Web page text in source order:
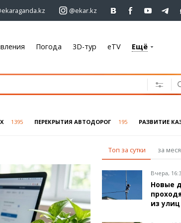
@ekar.kz
Погода 3D-тур eTV Ещё
1395 ПЕРЕКРЫТИЯ АВТОДОРОГ 195 РАЗВИТИЕ
Топ за сутки за
Вчера,
Новые
из